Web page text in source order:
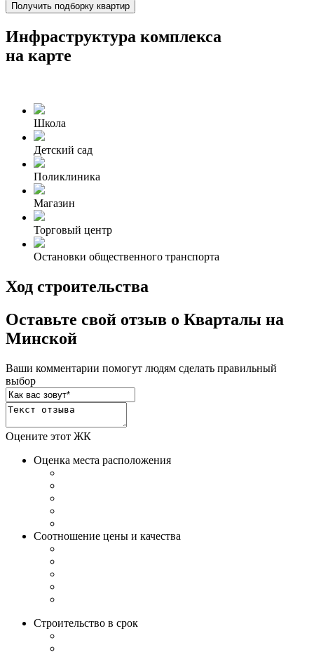
Получить подборку квартир
Инфраструктура комплекса
на карте
Школа
Детский сад
Поликлиника
Магазин
Торговый центр
Остановки общественного транспорта
Ход строительства
Оставьте свой отзыв о Кварталы на
Минской
Ваши комментарии помогут людям сделать правильный
выбор
Оцените этот ЖК
Оценка места расположения
Соотношение цены и качества
Строительство в срок